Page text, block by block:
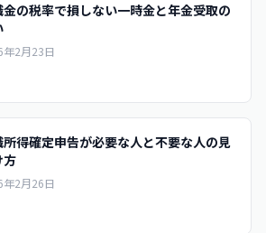
金の税率で損しない一時金と年金受取の
年2月23日
所得確定申告が必要な人と不要な人の見
方
年2月26日